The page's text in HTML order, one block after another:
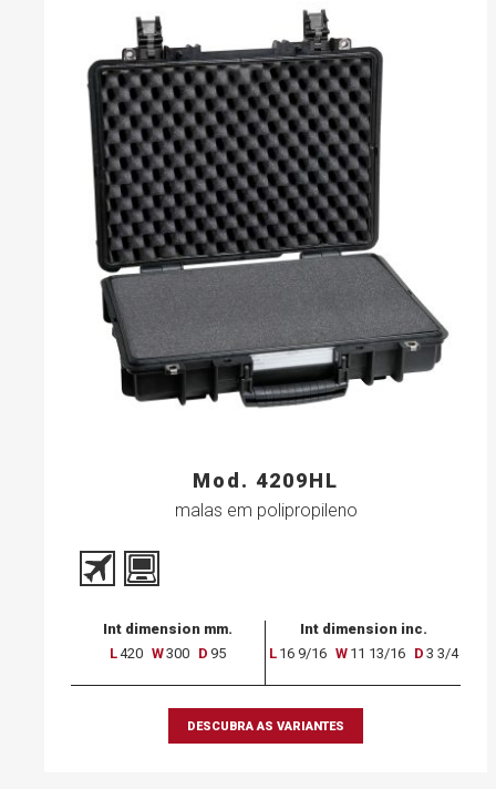
Mod. 4209HL
malas em polipropileno
Int dimension mm.
L420 W300 D 95
Int dimension inc.
L 16 9/16 W 11 13/16 D 3 3/4
DESCUBRA AS VARIANTES